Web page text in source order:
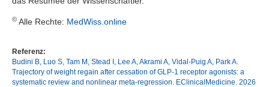
© Alle Rechte: MedWiss.online
Referenz:
Budini B, Luo S, Tam M, Stead I, Lee A, Akrami A, Vidal-Puig A, Park A.
Trajectory of weight regain after cessation of GLP-1 receptor agonists: a
systematic review and nonlinear meta-regression. EClinicalMedicine. 2026